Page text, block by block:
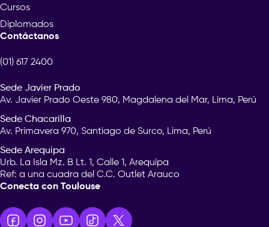
Cursos
Diplomados
Contáctanos
(01) 617 2400
Sede Javier Prado
Av. Javier Prado Oeste 980, Magdalena del Mar, Lima, Perú
Sede Chacarilla
Av. Primavera 970, Santiago de Surco, Lima, Perú
Sede Arequipa
Urb. La Isla Mz. B Lt. 1, Calle 1, Arequipa
Ref: a una cuadra del C.C. Outlet Arauco
Conecta con Toulouse